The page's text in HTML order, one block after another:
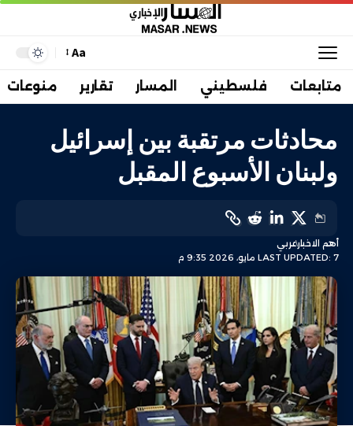
Aa
متابعات فلسطيني المسار تقارير منوعات
محادثات مرتقبة بين إسرائيل
ولبنان الأسبوع المقبل
LAST UPDATED: 7 مايو، 2026 9:35 م
أهم الاخبارعربي